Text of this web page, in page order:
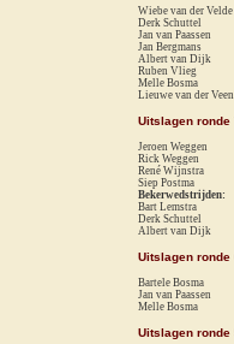
Wiebe van der Velde
Derk Schuttel
Jan van Paassen
Jan Bergmans
Albert van Dijk
Ruben Vlieg
Melle Bosma
Lieuwe van der Veen
Uitslagen ronde
Jeroen Weggen
Rick Weggen
René Wijnstra
Siep Postma
Bekerwedstrijden:
Bart Lemstra
Derk Schuttel
Albert van Dijk
Uitslagen ronde
Bartele Bosma
Jan van Paassen
Melle Bosma
Uitslagen ronde